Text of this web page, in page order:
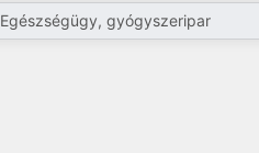
Egészségügy, gyógyszeripar